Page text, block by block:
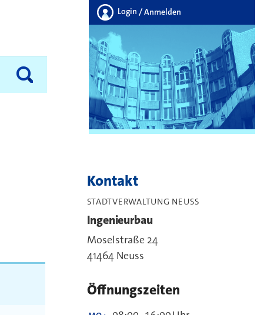
Login / Anmelden
Kontakt
STADTVERWALTUNG NEUSS
Ingenieurbau
Moselstraße 24
41464 Neuss
Öffnungszeiten